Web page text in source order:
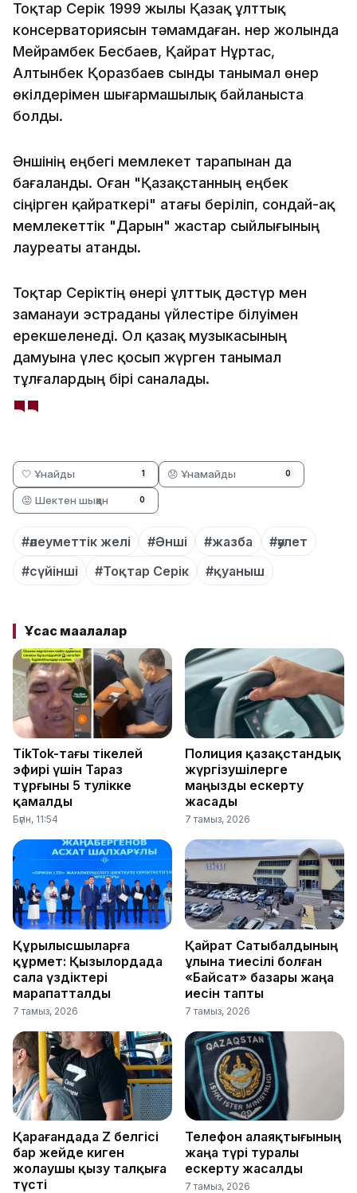
Тоқтар Серік 1999 жылы Қазақ ұлттық
консерваториясын тәмамдаған. Өнер жолында
Мейрамбек Бесбаев, Қайрат Нұртас,
Алтынбек Қоразбаев сынды танымал өнер
өкілдерімен шығармашылық байланыста
болды.
Әншінің еңбегі мемлекет тарапынан да
бағаланды. Оған "Қазақстанның еңбек
сіңірген қайраткері" атағы беріліп, сондай-ақ
мемлекеттік "Дарын" жастар сыйлығының
лауреаты атанды.
Тоқтар Серіктің өнері ұлттық дәстүр мен
заманауи эстраданы үйлестіре білуімен
ерекшеленеді. Ол қазақ музыкасының
дамуына үлес қосып жүрген танымал
тұлғалардың бірі саналады.
🤍 Ұнайды 1 😞 Ұнамайды 0
😡 Шектен шыққан 0
#әлеуметтік желі #Әнші #жазба
#әулет
#сүйінші
#Тоқтар Серік #қуаныш
Ұқсас мақалалар
TikTok-тағы тікелей
эфирі үшін Тараз
тұрғыны 5 тәулікке
қамалды
Бүгін, 11:54
Полиция қазақстандық
жүргізушілерге
маңызды ескерту
жасады
7 тамыз, 2026
Құрылысшыларға
құрмет: Қызылордада
сала үздіктері
марапатталды
7 тамыз, 2026
Қайрат Сатыбалдының
ұлына тиесілі болған
«Байсат» базары жаңа
иесін тапты
7 тамыз, 2026
Қарағандада Z белгісі
бар жейде киген
жолаушы қызу талқыға
түсті
Телефон алаяқтығының
жаңа түрі туралы
ескерту жасалды
7 тамыз, 2026